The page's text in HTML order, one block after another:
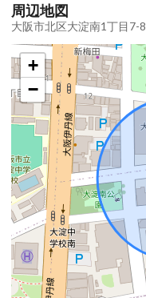
周辺地図
大阪市北区大淀南1丁目7-8
+
−